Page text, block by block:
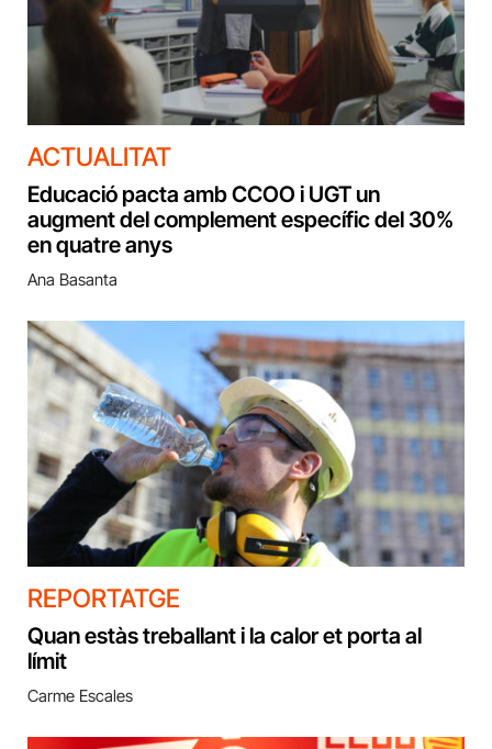
ACTUALITAT
Educació pacta amb CCOO i UGT un
augment del complement específic del 30%
en quatre anys
Ana Basanta
REPORTATGE
Quan estàs treballant i la calor et porta al
límit
Carme Escales